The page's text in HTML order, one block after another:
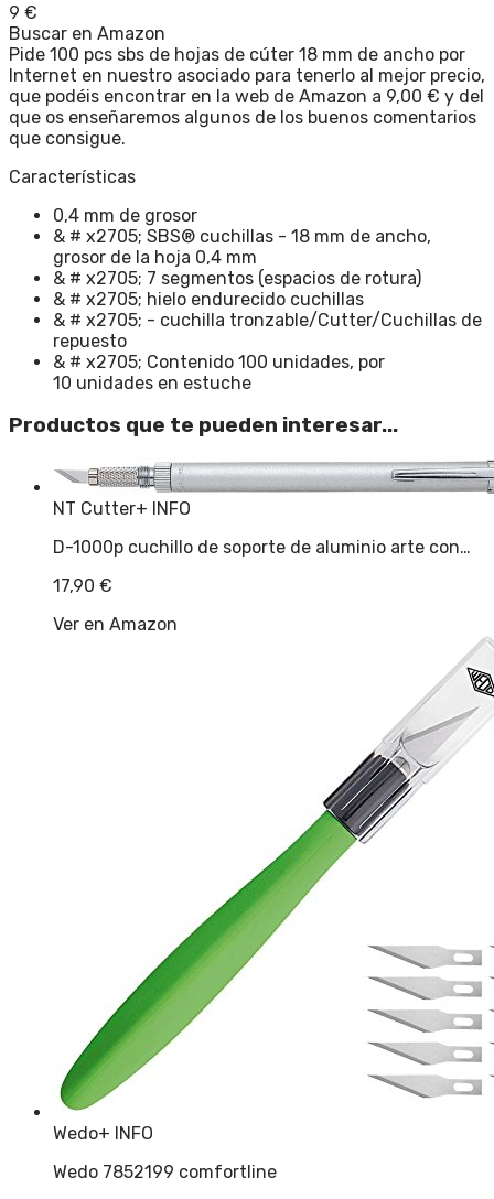
9 €
Buscar en Amazon
Pide 100 pcs sbs de hojas de cúter 18 mm de ancho por
Internet en nuestro asociado para tenerlo al mejor precio,
que podéis encontrar en la web de Amazon a 9,00 € y del
que os enseñaremos algunos de los buenos comentarios
que consigue.
Características
0,4 mm de grosor
& # x2705; SBS® cuchillas - 18 mm de ancho,
grosor de la hoja 0,4 mm
& # x2705; 7 segmentos (espacios de rotura)
& # x2705; hielo endurecido cuchillas
& # x2705; - cuchilla tronzable/Cutter/Cuchillas de
repuesto
& # x2705; Contenido 100 unidades, por
10 unidades en estuche
Productos que te pueden interesar...
NT Cutter+ INFO
D-1000p cuchillo de soporte de aluminio arte con…
17,90 €
Ver en Amazon
Wedo+ INFO
Wedo 7852199 comfortline